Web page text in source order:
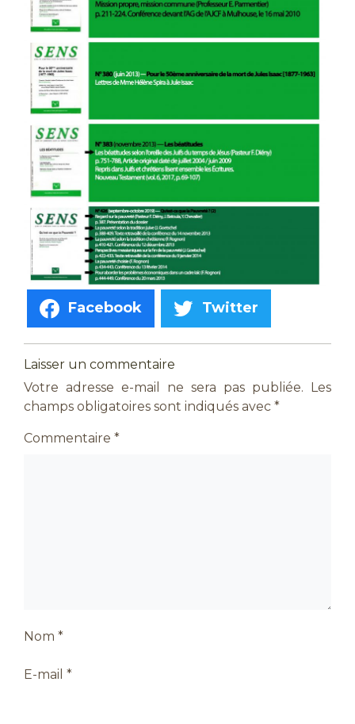
Facebook Twitter
Laisser un commentaire
Votre adresse e-mail ne sera pas publiée. Les
champs obligatoires sont indiqués avec *
Commentaire *
Nom *
E-mail *